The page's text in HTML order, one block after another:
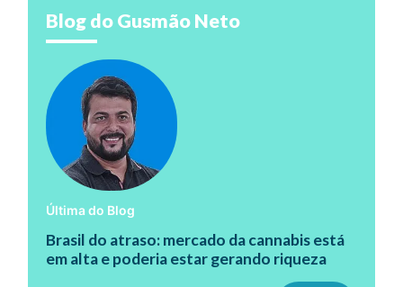
Blog do Gusmão Neto
Última do Blog
Brasil do atraso: mercado da cannabis está
em alta e poderia estar gerando riqueza